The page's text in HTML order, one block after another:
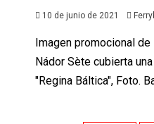
10 de junio de 2021
Imagen promocional de
Nádor Sète cubierta
"Regina Báltica", Foto.